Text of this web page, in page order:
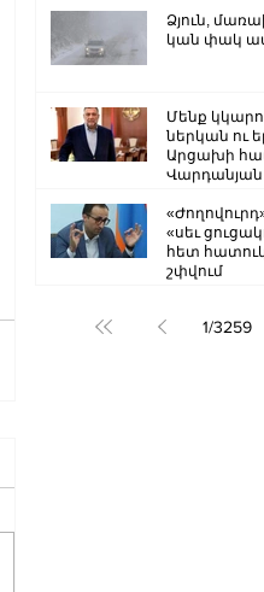
Ձյուն,
կան փակ
Մենք
ներկան ու
Արցախի
Վարդանյան
«սեւ
հետ
շփվում
1/3259